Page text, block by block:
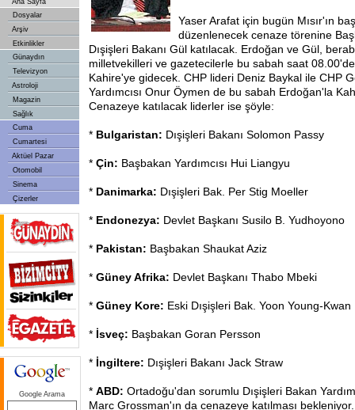
Ana Sayfa
Dosyalar
Arşiv
Etkinlikler
Günaydın
Televizyon
Astroloji
Magazin
Sağlık
Cuma
Cumartesi
Aktüel Pazar
Otomobil
Sinema
Çizerler
Google Arama
Yaser Arafat için bugün Mısır'ın
düzenlenecek cenaze törenine
Dışişleri Bakanı Gül katılacak. Erdoğan ve Gül,
milletvekilleri ve gazetecilerle bu sabah saat
Kahire'ye gidecek. CHP lideri Deniz Baykal ile CHP
Yardımcısı Onur Öymen de bu sabah Erdoğan'la
Cenazeye katılacak liderler ise şöyle:
* Bulgaristan: Dışişleri Bakanı Solomon Passy
* Çin: Başbakan Yardımcısı Hui Liangyu
* Danimarka: Dışişleri Bak. Per Stig Moeller
* Endonezya: Devlet Başkanı Susilo B. Yudhoyono
* Pakistan: Başbakan Shaukat Aziz
* Güney Afrika: Devlet Başkanı Thabo Mbeki
* Güney Kore: Eski Dışişleri Bak. Yoon Young-Kwan
* İsveç: Başbakan Goran Persson
* İngiltere: Dışişleri Bakanı Jack Straw
* ABD: Ortadoğu'dan sorumlu Dışişleri Bakan
Marc Grossman'ın da cenazeye katılması bekleniyor.